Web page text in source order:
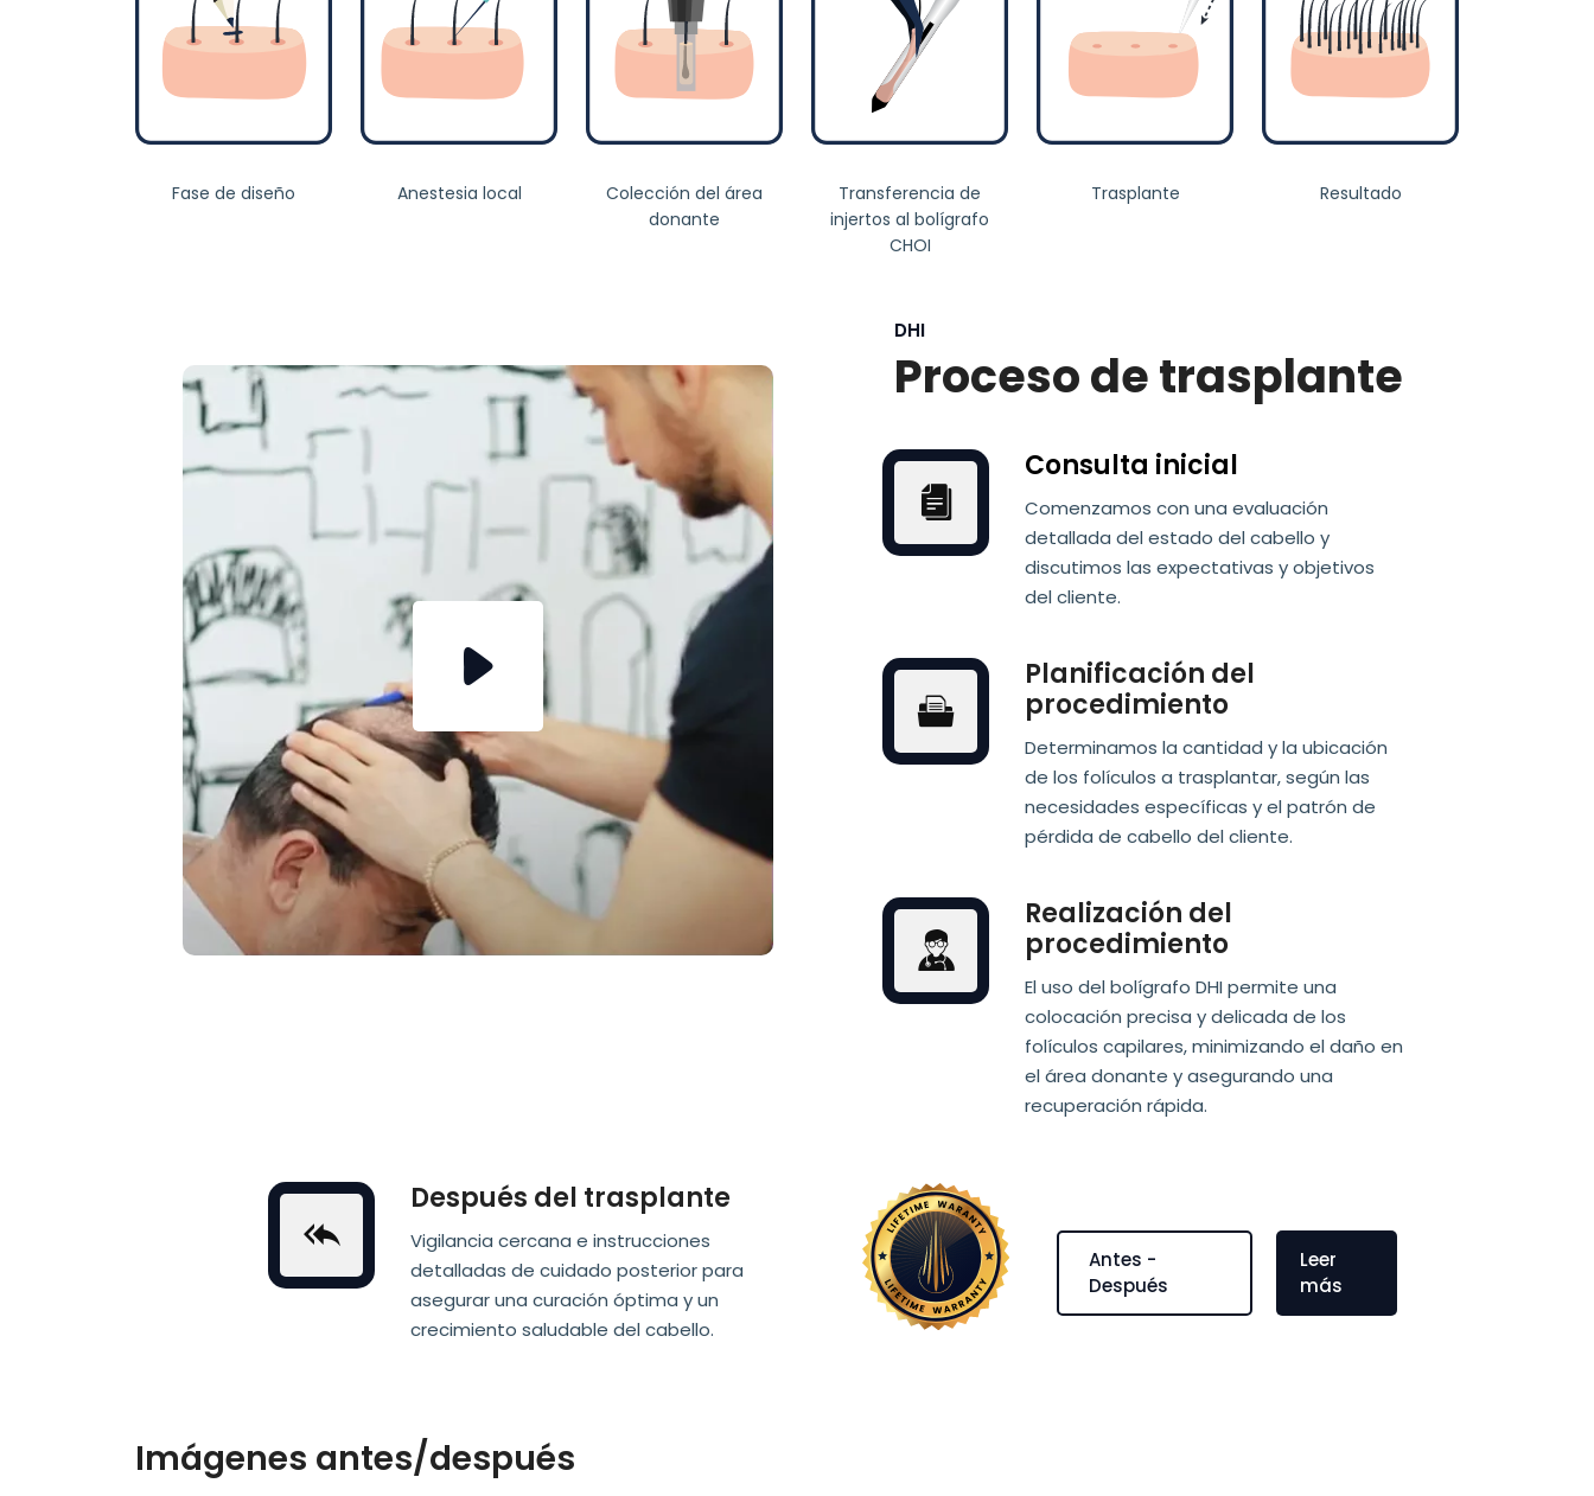
Fase de diseño Anestesia local
Colección del área
donante
Transferencia de
injertos al bolígrafo
CHOI
Trasplante Resultado
DHI
Proceso de trasplante
Consulta inicial
Comenzamos con una evaluación
detallada del estado del cabello y
discutimos las expectativas y objetivos
del cliente.
Planificación del
procedimiento
Determinamos la cantidad y la ubicación
de los folículos a trasplantar, según las
necesidades específicas y el patrón de
pérdida de cabello del cliente.
Realización del
procedimiento
El uso del bolígrafo DHI permite una
colocación precisa y delicada de los
folículos capilares, minimizando el daño en
el área donante y asegurando una
recuperación rápida.
Después del trasplante
Vigilancia cercana e instrucciones
detalladas de cuidado posterior para
asegurar una curación óptima y un
crecimiento saludable del cabello.
Antes -
Después
Leer
más
Imágenes antes/después